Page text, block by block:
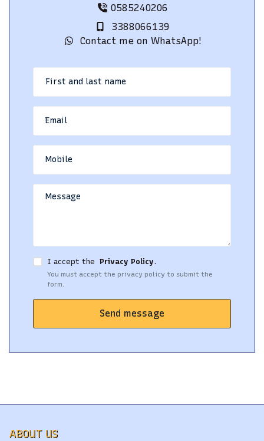
0585240206
3388066139
Contact me on WhatsApp!
I accept the Privacy Policy.
You must accept the privacy policy to submit the
form.
Send message
ABOUT US